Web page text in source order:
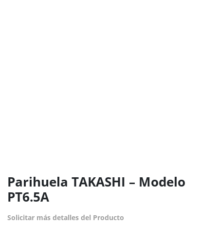
Parihuela TAKASHI – Modelo
PT6.5A
Solicitar más detalles del Producto